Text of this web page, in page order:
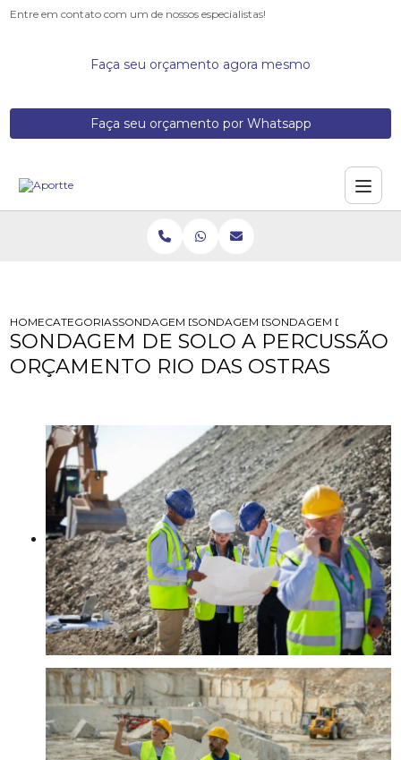
Entre em contato com um de nossos especialistas!
Faça seu orçamento agora mesmo
Faça seu orçamento por Whatsapp
HOMECATEGORIASSONDAGEM DE SOLOSSONDAGEM DE SOLO PARA
SONDAGEM DE SOLO A
SONDAGEM DE SOLO A PERCUSSÃO
ORÇAMENTO RIO DAS OSTRAS